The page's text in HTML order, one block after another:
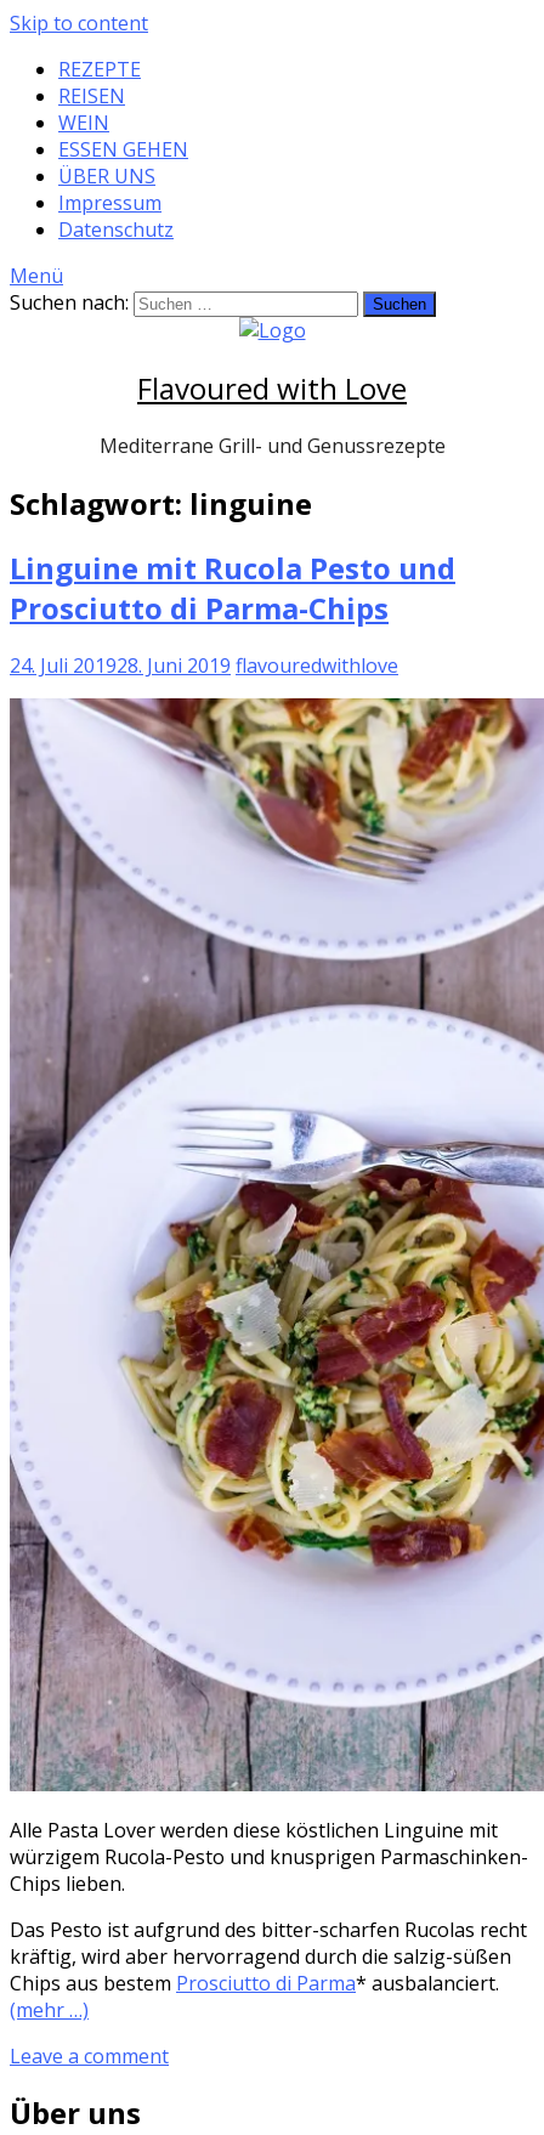
Skip to content
REZEPTE
REISEN
WEIN
ESSEN GEHEN
ÜBER UNS
Impressum
Datenschutz
Menü
Suchen nach:
Flavoured with Love
Mediterrane Grill- und Genussrezepte
Schlagwort: linguine
Linguine mit Rucola Pesto und
Prosciutto di Parma-Chips
24. Juli 201928. Juni 2019 flavouredwithlove
Alle Pasta Lover werden diese köstlichen Linguine mit
würzigem Rucola-Pesto und knusprigen Parmaschinken-
Chips lieben.
Das Pesto ist aufgrund des bitter-scharfen Rucolas recht
kräftig, wird aber hervorragend durch die salzig-süßen
Chips aus bestem Prosciutto di Parma* ausbalanciert.
(mehr …)
Leave a comment
Über uns